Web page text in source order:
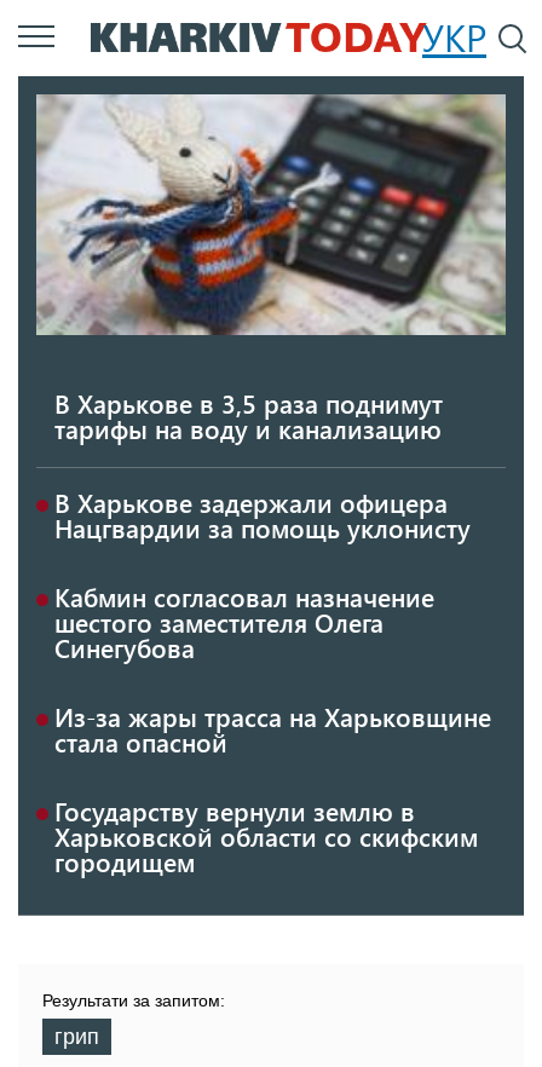
Перейти
к
содержанию
УКР
В Харькове в 3,5 раза поднимут
тарифы на воду и канализацию
В Харькове задержали офицера
Нацгвардии за помощь уклонисту
Кабмин согласовал назначение
шестого заместителя Олега
Синегубова
Из-за жары трасса на Харьковщине
стала опасной
Государству вернули землю в
Харьковской области со скифским
городищем
Результати за запитом:
грип